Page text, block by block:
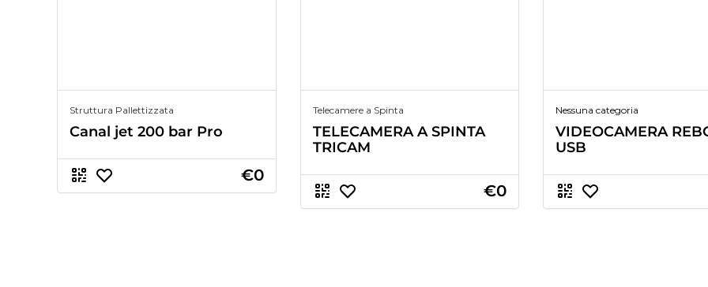
Struttura Pallettizzata
Canal jet 200 bar Pro
€0
Telecamere a Spinta
TELECAMERA A SPINTA
TRICAM
€0
Nessuna categoria
VIDEOCAMERA
USB